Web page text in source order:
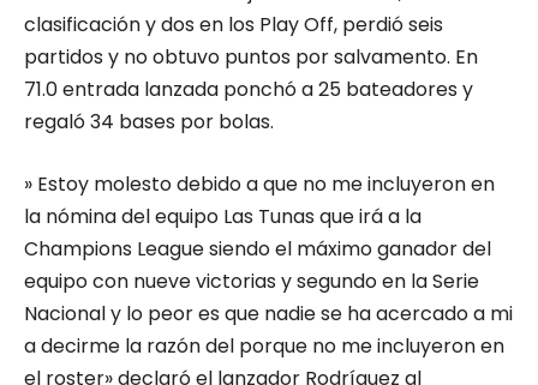
clasificación y dos en los Play Off, perdió seis
partidos y no obtuvo puntos por salvamento. En
71.0 entrada lanzada ponchó a 25 bateadores y
regaló 34 bases por bolas.
» Estoy molesto debido a que no me incluyeron en
la nómina del equipo Las Tunas que irá a la
Champions League siendo el máximo ganador del
equipo con nueve victorias y segundo en la Serie
Nacional y lo peor es que nadie se ha acercado a mi
a decirme la razón del porque no me incluyeron en
el roster» declaró el lanzador Rodríguez al